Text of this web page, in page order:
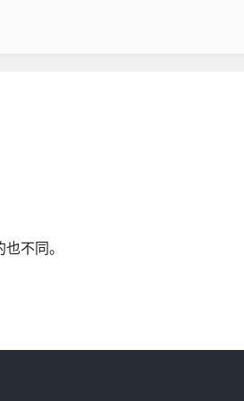
不同。